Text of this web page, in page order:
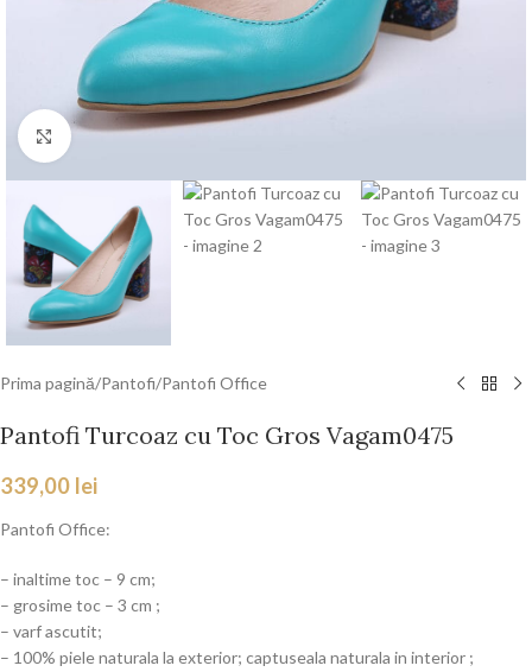
Faceți click pentru a mări
Prima pagină/Pantofi/Pantofi Office
Pantofi Turcoaz cu Toc Gros Vagam0475
339,00 lei
Pantofi Office:
– inaltime toc – 9 cm;
– grosime toc – 3 cm ;
– varf ascutit;
– 100% piele naturala la exterior; captuseala naturala in interior ;